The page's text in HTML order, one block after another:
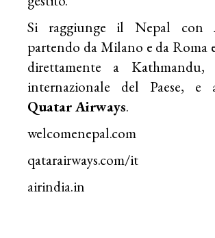
Si raggiunge il Nepal con
partendo da Milano e da Roma
direttamente a Kathmandu,
internazionale del Paese, e
Quatar Airways.
welcomenepal.com
qatarairways.com/it
airindia.in